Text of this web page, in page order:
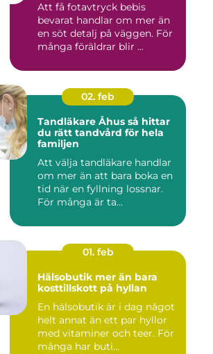
Att få fotavtryck bebis
bevarat handlar om mer än
en söt detalj på väggen. För
många föräldrar blir ...
02. feb
Tandläkare Åhus så hittar
du rätt tandvård för hela
familjen
Att välja tandläkare handlar
om mer än att bara boka en
tid när en fyllning lossnar.
För många är ta...
01. feb
Hälsobutik mer än bara
kosttillskott på hyllan
En hälsobutik är i dag något
helt annat än ett par hyllor
med vitaminer och teer. För
många har buti...